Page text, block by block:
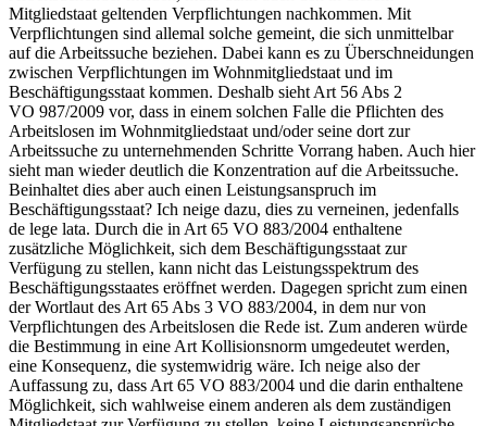
Mitgliedstaat geltenden Verpflichtungen nachkommen. Mit
Verpflichtungen sind allemal solche gemeint, die sich unmittelbar
auf die Arbeitssuche beziehen. Dabei kann es zu Überschneidungen
zwischen Verpflichtungen im Wohnmitgliedstaat und im
Beschäftigungsstaat kommen. Deshalb sieht Art 56 Abs 2
VO 987/2009 vor, dass in einem solchen Falle die Pflichten des
Arbeitslosen im Wohnmitgliedstaat und/oder seine dort zur
Arbeitssuche zu unternehmenden Schritte Vorrang haben. Auch hier
sieht man wieder deutlich die Konzentration auf die Arbeitssuche.
Beinhaltet dies aber auch einen Leistungsanspruch im
Beschäftigungsstaat? Ich neige dazu, dies zu verneinen, jedenfalls
de lege lata. Durch die in Art 65 VO 883/2004 enthaltene
zusätzliche Möglichkeit, sich dem Beschäftigungsstaat zur
Verfügung zu stellen, kann nicht das Leistungsspektrum des
Beschäftigungsstaates eröffnet werden. Dagegen spricht zum einen
der Wortlaut des Art 65 Abs 3 VO 883/2004, in dem nur von
Verpflichtungen des Arbeitslosen die Rede ist. Zum anderen würde
die Bestimmung in eine Art Kollisionsnorm umgedeutet werden,
eine Konsequenz, die systemwidrig wäre. Ich neige also der
Auffassung zu, dass Art 65 VO 883/2004 und die darin enthaltene
Möglichkeit, sich wahlweise einem anderen als dem zuständigen